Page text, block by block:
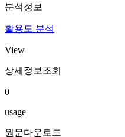
분석정보
활용도 분석
View
상세정보조회
0
usage
원문다운로드